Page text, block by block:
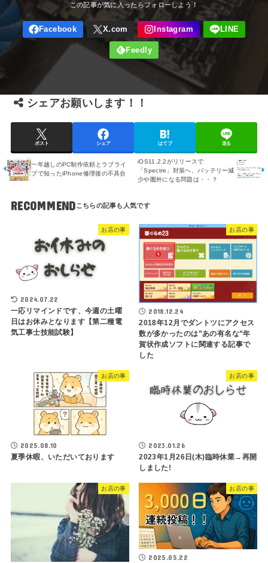
シェアお願いします！！
ポスト シェア はてブ 送る
iOS11.2.2がリリースで
「Spectre」対策へ、バッテリー減
少や圏外になる問題は・・？
一年越しのPC制作依頼とラブライ
ブで知ったiPhone修理後の不具合
RECOMMEND
お店の事
2024.07.22
一応リマインドです、今週の土曜
日はお休みとなります【第二種電
気工事士技能試験】
お店の事
2018.12.24
2018年12月でダントツにアクセス
数が多かったのは”あの有名な”年
賀状作成ソフトに関連する記事で
した
お店の事
2025.08.10
夏季休暇、いただいております
お店の事
2023.01.26
2023年1月26日(木)臨時休業→再開
しました!
お店の事 お店の事
2025.05.22